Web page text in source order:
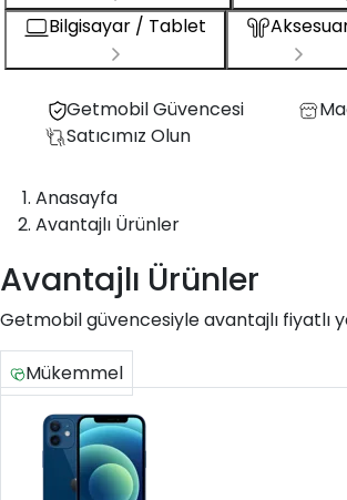
Bilgisayar / Tablet
Getmobil Güvencesi
Satıcımız Olun
Anasayfa
Avantajlı Ürünler
Avantajlı Ürünler
Getmobil güvencesiyle avantajlı fiyatlı
Mükemmel